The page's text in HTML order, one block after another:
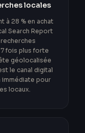
locales
à 28 % en achat
Search Report
fois plus forte
géolocalisée
le canal digital
immédiate pour
locaux.